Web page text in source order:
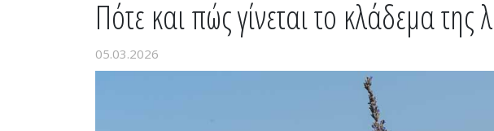
Πότε και πώς γίνεται το κλάδεμα της
05.03.2026